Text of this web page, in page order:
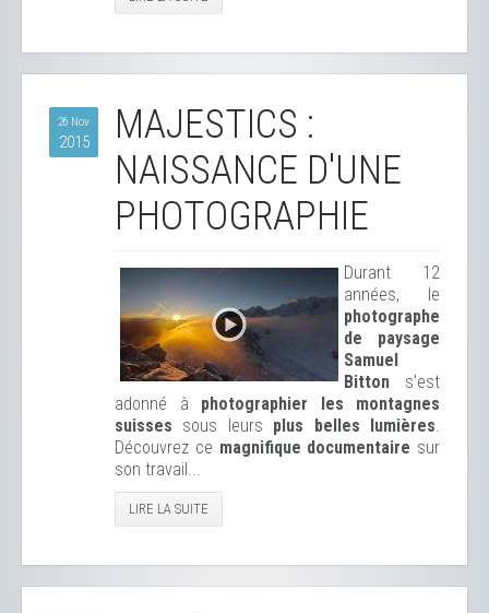
26 Nov
2015
MAJESTICS :
NAISSANCE D'UNE
PHOTOGRAPHIE
Durant 12
années, le
photographe
de paysage
Samuel
Bitton s’est
adonné à photographier les montagnes
suisses sous leurs plus belles lumières.
Découvrez ce magnifique documentaire sur
son travail...
LIRE LA SUITE